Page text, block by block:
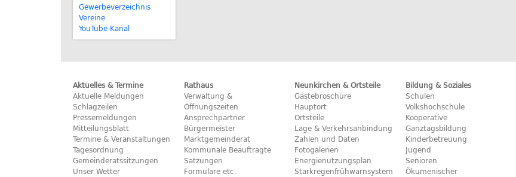
Gewerbeverzeichnis
Vereine
YouTube-Kanal
Aktuelles & Termine
Aktuelle Meldungen
Schlagzeilen
Pressemeldungen
Mitteilungsblatt
Termine & Veranstaltungen
Tagesordnung
Gemeinderatssitzungen
Unser Wetter
Rathaus
Verwaltung &
Öffnungszeiten
Ansprechpartner
Bürgermeister
Marktgemeinderat
Kommunale Beauftragte
Satzungen
Formulare etc.
Neunkirchen & Ortsteile
Gästebroschüre
Hauptort
Ortsteile
Lage & Verkehrsanbindung
Zahlen und Daten
Fotogalerien
Energienutzungsplan
Starkregenfrühwarnsystem
Bildung & Soziales
Schulen
Volkshochschule
Kooperative
Ganztagsbildung
Kinderbetreuung
Jugend
Senioren
Ökumenischer